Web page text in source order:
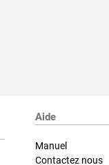
Aide
Manuel
Contactez nous